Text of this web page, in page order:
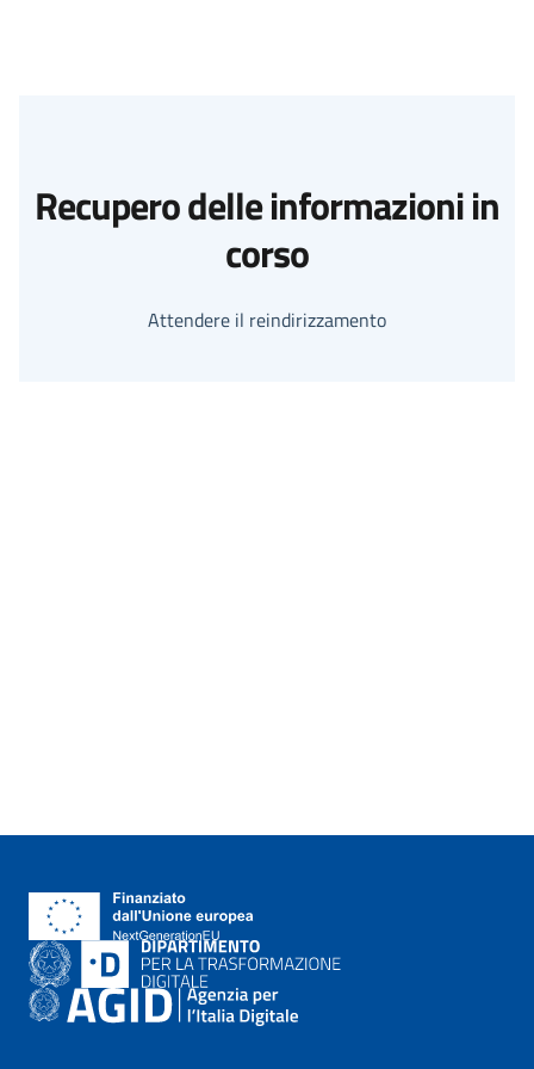
Recupero delle informazioni in
corso
Attendere il reindirizzamento